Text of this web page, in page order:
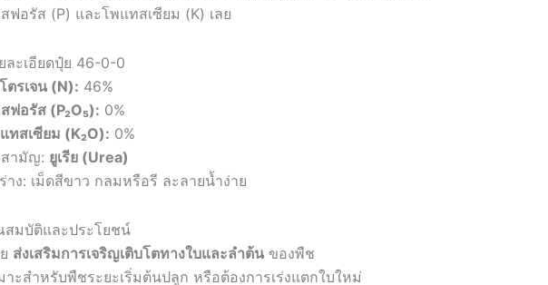
ฟอรัส (P) และโพแทสเซียม (K) เลย
ละเอียดปุ๋ย 46-0-0
ตรเจน (N): 46%
ฟอรัส (P₂O₅): 0%
ทสเซียม (K₂O): 0%
ามัญ: ยูเรีย (Urea)
าง: เม็ดสีขาว กลมหรือรี ละลายน้ำง่าย
มบัติและประโยชน์
ส่งเสริมการเจริญเติบโตทางใบและลำต้น ของพืช
าะสำหรับพืชระยะเริ่มต้นปลูก หรือต้องการเร่งแตกใบใหม่